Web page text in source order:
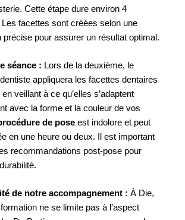
Cette étape dure environ 4
facettes sont créées selon une
précise pour assurer un résultat optimal.
séance : Lors de la deuxième, le
appliquera les facettes dentaires
veillant à ce qu’elles s’adaptent
avec la forme et la couleur de vos
de poseest indolore et peut
en une heure ou deux. Il est important
recommandations post-pose pour
de notre accompagnement : À Die,
ne se limite pas à l’aspect